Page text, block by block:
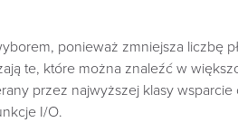
ponieważ zmniejsza liczbę
te, które można znaleźć w
przez najwyższej klasy wsparcie
I/O.